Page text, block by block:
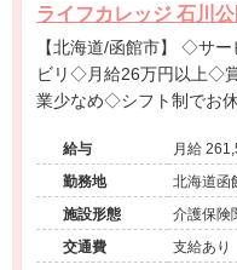
ライフカ
【北海道/函館市】 ◇サービス付き高齢者向け住宅の訪問リハ
ビリ◇月給26万円以上◇
業少なめ◇シフト制でお
給与
勤務地
北海道函
施設形態
介護保険
交通費
支給あり